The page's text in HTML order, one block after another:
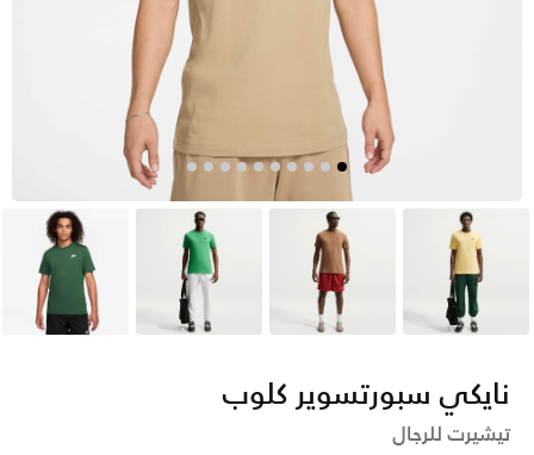
أصفر بنى أخضر أخضر
نايكي سبورتسوير كلوب
تيشيرت للرجال